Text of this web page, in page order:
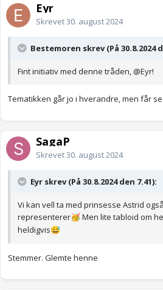
Eyr
Skrevet30. august 2024
Bestemoren skrev (På 30.8.2024
Fint initiativ med denne tråden,@Eyr!
Tematikken går jo i hverandre, men får
SagaP
Skrevet30. august 2024
Eyr skrev (På 30.8.2024 den 7.41):
Vi kan vell ta med prinsesse Astrid
representerer🥳 Men lite tabloid om
heldigvis😅
Stemmer. Glemte henne